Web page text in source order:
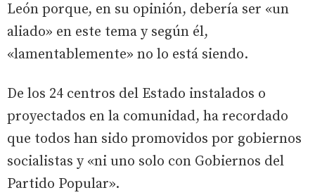
León porque, en su opinión, debería ser «un
aliado» en este tema y según él,
«lamentablemente» no lo está siendo.
De los 24 centros del Estado instalados o
proyectados en la comunidad, ha recordado
que todos han sido promovidos por gobiernos
socialistas y «ni uno solo con Gobiernos del
Partido Popular».